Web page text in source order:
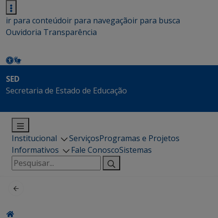
ir para conteúdoir para navegaçãoir para busca
Ouvidoria Transparência
SED
Secretaria de Estado de Educação
Institucional ServiçosProgramas e Projetos
Informativos
Fale ConoscoSistemas
Pesquisar
por: